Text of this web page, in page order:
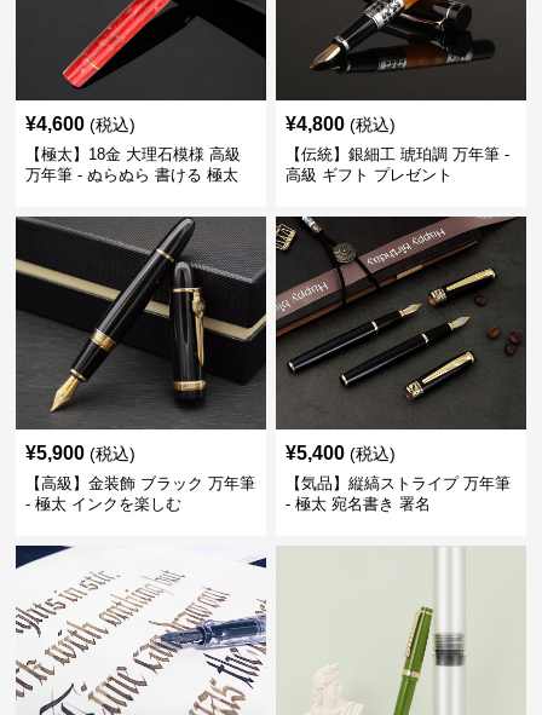
¥4,600 (税込)
【極太】18金 大理石模様 高級
万年筆 - ぬらぬら 書ける 極太
¥4,800 (税込)
【伝統】銀細工 琥珀調 万年筆 -
高級 ギフト プレゼント
¥5,900 (税込)
【高級】金装飾 ブラック 万年筆
- 極太 インクを楽しむ
¥5,400 (税込)
【気品】縦縞ストライプ 万年筆
- 極太 宛名書き 署名